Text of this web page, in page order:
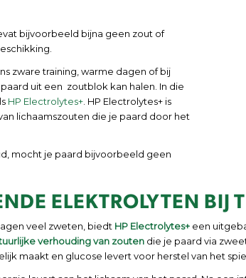
bijvoorbeeld bijna geen zout of
zware training, warme dagen of bij
uit een zoutblok kan halen. In die
HP Electrolytes+ . HP Electrolytes+ is
lichaamszouten die je paard door het
mocht je paard bijvoorbeeld geen
ELEKTROLYTEN BIJ
veel zweten, biedt HP Electrolytes+ een
verhouding van zouten die je paard via
maakt en glucose levert voor herstel van het